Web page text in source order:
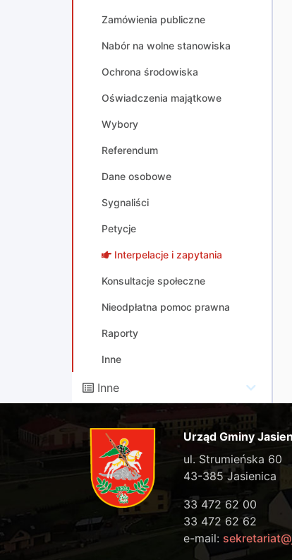
Zamówienia publiczne
Nabór na wolne stanowiska
Ochrona środowiska
Oświadczenia majątkowe
Wybory
Referendum
Dane osobowe
Sygnaliści
Petycje
Interpelacje i zapytania
Konsultacje społeczne
Nieodpłatna pomoc prawna
Raporty
Inne
Inne
Urząd Gminy
ul. Strumieńska 60
43-385 Jasienica
33 472 62 00
33 472 62 62
e-mail: